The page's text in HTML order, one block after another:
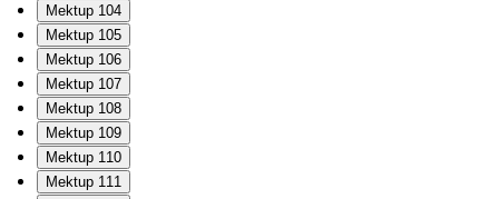
Mektup 104
Mektup 105
Mektup 106
Mektup 107
Mektup 108
Mektup 109
Mektup 110
Mektup 111